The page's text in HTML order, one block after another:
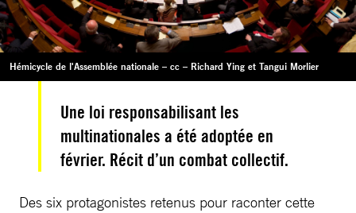
Hémicycle de l'Assemblée nationale – cc – Richard Ying et Tangui Morlier
Une loi responsabilisant les
multinationales a été adoptée en
février. Récit d’un combat collectif.
Des six protagonistes retenus pour raconter cette